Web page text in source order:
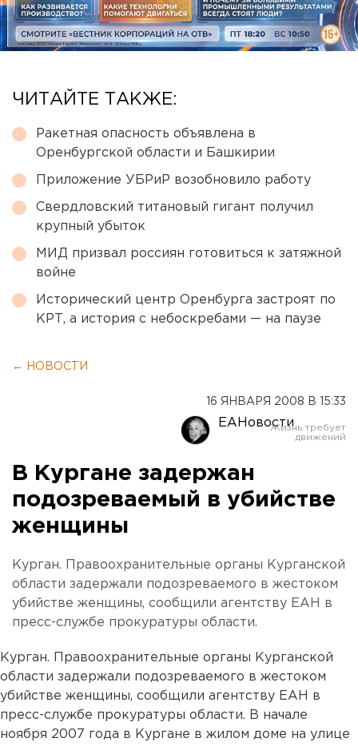
ЧИТАЙТЕ ТАКЖЕ:
Ракетная опасность объявлена в
Оренбургской области и Башкирии
Приложение УБРиР возобновило работу
Свердловский титановый гигант получил
крупный убыток
МИД призвал россиян готовиться к затяжной
войне
Исторический центр Оренбурга застроят по
КРТ, а история с небоскребами — на паузе
← НОВОСТИ
16 ЯНВАРЯ 2008 В 15:33
ЕАНовости
В Кургане задержан
подозреваемый в убийстве
женщины
Курган. Правоохранительные органы Курганской
области задержали подозреваемого в жестоком
убийстве женщины, сообщили агентству ЕАН в
пресс-службе прокуратуры области.
Курган. Правоохранительные органы Курганской
области задержали подозреваемого в жестоком
убийстве женщины, сообщили агентству ЕАН в
пресс-службе прокуратуры области. В начале
ноября 2007 года в Кургане в жилом доме на улице